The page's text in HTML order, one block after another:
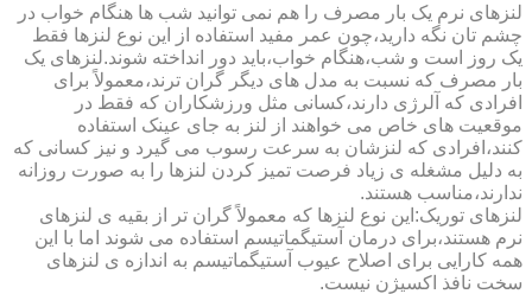
لنزهای نرم یک بار مصرف را هم نمی توانید شب ها هنگام خواب در
چشم تان نگه دارید،چون عمر مفید استفاده از این نوع لنزها فقط
یک روز است و شب،هنگام خواب،باید دور انداخته شوند.لنزهای یک
بار مصرف که نسبت به مدل های دیگر گران ترند،معمولاً برای
افرادی که آلرژی دارند،کسانی مثل ورزشکاران که فقط در
موقعیت های خاص می خواهند از لنز به جای عینک استفاده
کنند،افرادی که لنزشان به سرعت رسوب می گیرد و نیز کسانی که
به دلیل مشغله ی زیاد فرصت تمیز کردن لنزها را به صورت روزانه
ندارند،مناسب هستند.
لنزهای توریک:این نوع لنزها که معمولاً گران تر از بقیه ی لنزهای
نرم هستند،برای درمان آستیگماتیسم استفاده می شوند اما با این
همه کارایی برای اصلاح عیوب آستیگماتیسم به اندازه ی لنزهای
سخت نافذ اکسیژن نیست.